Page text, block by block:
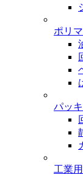
ポリ
パッ
工業